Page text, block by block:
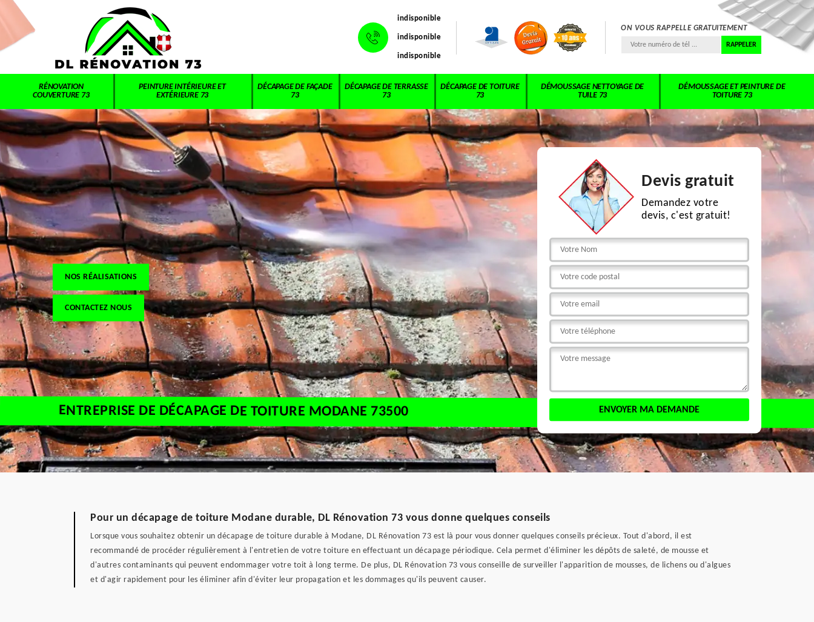
indisponible
indisponible
indisponible
ON VOUS RAPPELLE GRATUITEMENT
RÉNOVATION
COUVERTURE 73
PEINTURE INTÉRIEURE ET
EXTÉRIEURE 73
DÉCAPAGE DE FAÇADE
73
DÉCAPAGE DE TERRASSE
73
DÉCAPAGE DE TOITURE
73
DÉMOUSSAGE NETTOYAGE DE
TUILE 73
DÉMOUSSAGE ET PEINTURE DE
TOITURE 73
NOS RÉALISATIONS
CONTACTEZ NOUS
Devis gratuit
Demandez votre
devis, c'est gratuit!
ENTREPRISE DE DÉCAPAGE DE TOITURE MODANE 73500
Pour un décapage de toiture Modane durable, DL Rénovation 73 vous donne quelques conseils
Lorsque vous souhaitez obtenir un décapage de toiture durable à Modane, DL Rénovation 73 est là pour vous donner quelques conseils précieux. Tout d'abord, il est
recommandé de procéder régulièrement à l'entretien de votre toiture en effectuant un décapage périodique. Cela permet d'éliminer les dépôts de saleté, de mousse et
d'autres contaminants qui peuvent endommager votre toit à long terme. De plus, DL Rénovation 73 vous conseille de surveiller l'apparition de mousses, de lichens ou d'algues
et d'agir rapidement pour les éliminer afin d'éviter leur propagation et les dommages qu'ils peuvent causer.